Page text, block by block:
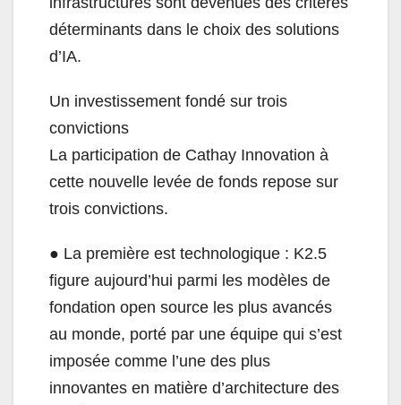
déterminants dans le choix des solutions
d’IA.
Un investissement fondé sur trois
convictions
La participation de Cathay Innovation à
cette nouvelle levée de fonds repose sur
trois convictions.
● La première est technologique : K2.5
figure aujourd’hui parmi les modèles de
fondation open source les plus avancés
au monde, porté par une équipe qui s’est
imposée comme l’une des plus
innovantes en matière d’architecture des